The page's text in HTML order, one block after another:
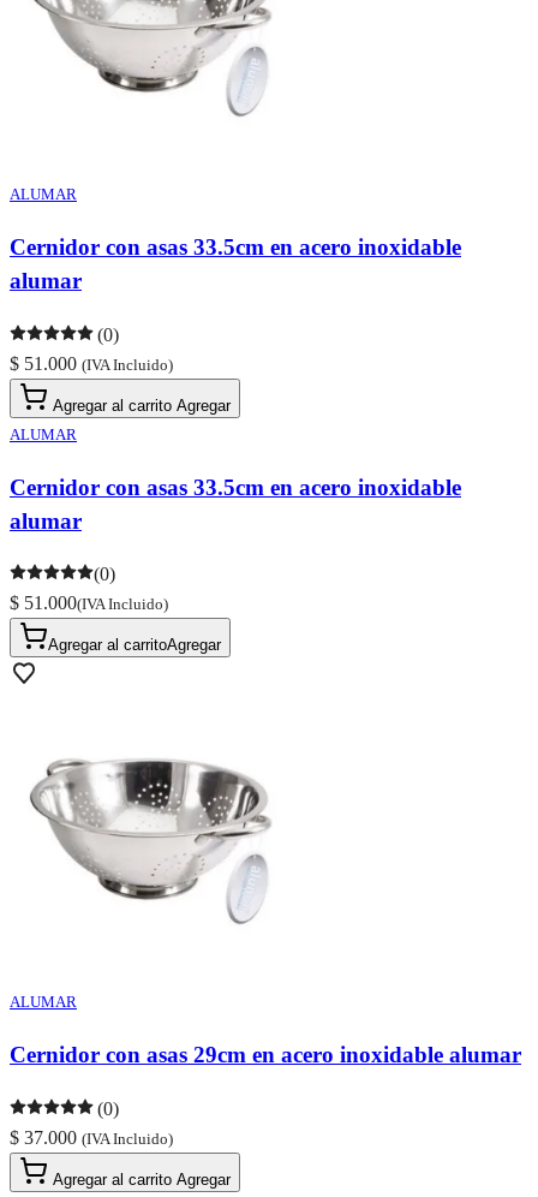
ALUMAR
Cernidor con asas 33.5cm en acero inoxidable
alumar
(0)
$ 51.000 (IVA Incluido)
Agregar al carrito Agregar
ALUMAR
Cernidor con asas 33.5cm en acero inoxidable
alumar
(0)
$ 51.000(IVA Incluido)
Agregar al carritoAgregar
ALUMAR
Cernidor con asas 29cm en acero inoxidable alumar
(0)
$ 37.000 (IVA Incluido)
Agregar al carrito Agregar